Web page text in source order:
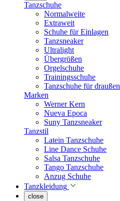
Tanzschuhe
Normalweite
Extraweit
Schuhe für Einlagen
Tanzsneaker
Ultralight
Übergrößen
Orgelschuhe
Trainingsschuhe
Tanzschuhe für draußen
Marken
Werner Kern
Nueva Epoca
Suny Tanzsneaker
Tanzstil
Latein Tanzschuhe
Line Dance Schuhe
Salsa Tanzschuhe
Tango Tanzschuhe
Anzug Schuhe
Tanzkleidung
close